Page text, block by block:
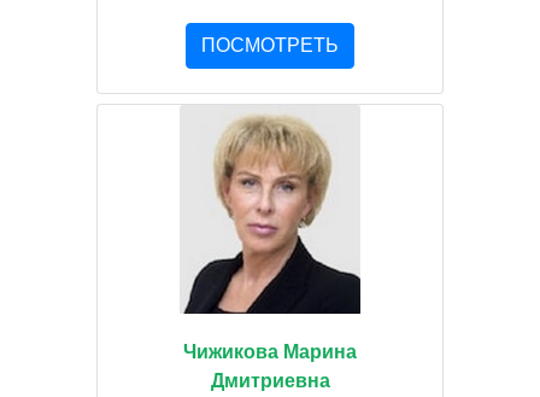
ПОСМОТРЕТЬ
Чижикова Марина
Дмитриевна